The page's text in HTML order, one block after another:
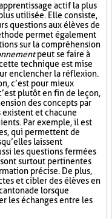
actif la plus
utilisée. Elle consiste,
questions aux élèves de
permet également
sur la compréhension
peut se faire à
technique est mise
enclencher la réflexion.
c’est pour mieux
plutôt en fin de leçon,
des concepts par
existent et chacune
Par exemple, il est
qui permettent de
laissent
les questions fermées
surtout pertinentes
précise. De plus,
et cibler des élèves en
lorsque
les échanges entre les